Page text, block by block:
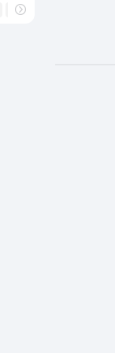
# 入仓管家